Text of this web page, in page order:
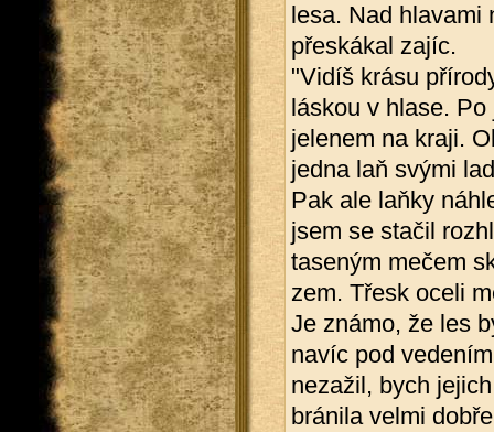
lesa. Nad hlavami
přeskákal zajíc.
"Vidíš krásu
láskou v hlase.
jelenem na kraji.
jedna laň svými
Pak ale laňky
jsem se stačil
taseným mečem
zem. Třesk oceli
Je známo, že les
navíc pod
nezažil, bych
bránila velmi